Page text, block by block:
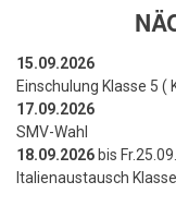
15.09.2026
Einschulung Klasse 5 (
17.09.2026
SMV-Wahl
18.09.2026 bis
Italienaustausch